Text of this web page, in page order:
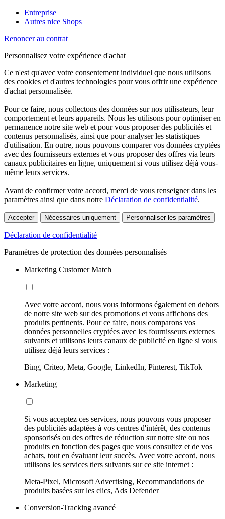
Entreprise
Autres nice Shops
Renoncer au contrat
Personnalisez votre expérience d'achat
Ce n'est qu'avec votre consentement individuel que nous utilisons
des cookies et d'autres technologies pour vous offrir une expérience
d'achat personnalisée.
Pour ce faire, nous collectons des données sur nos utilisateurs, leur
comportement et leurs appareils. Nous les utilisons pour optimiser en
permanence notre site web et pour vous proposer des publicités et
contenus personnalisés, ainsi que pour analyser les statistiques
d'utilisation. En outre, nous pouvons comparer vos données cryptées
avec des fournisseurs externes et vous proposer des offres via leurs
canaux publicitaires en ligne, uniquement si vous utilisez déjà vous-
même leurs services.
Avant de confirmer votre accord, merci de vous renseigner dans les
paramètres ainsi que dans notre Déclaration de confidentialité.
Accepter Nécessaires uniquement Personnaliser les paramètres
Déclaration de confidentialité
Paramètres de protection des données personnalisés
Marketing Customer Match
Avec votre accord, nous vous informons également en dehors
de notre site web sur des promotions et vous affichons des
produits pertinents. Pour ce faire, nous comparons vos
données personnelles cryptées avec les fournisseurs externes
suivants et utilisons leurs canaux de publicité en ligne si vous
utilisez déjà leurs services :
Bing, Criteo, Meta, Google, LinkedIn, Pinterest, TikTok
Marketing
Si vous acceptez ces services, nous pouvons vous proposer
des publicités adaptées à vos centres d'intérêt, des contenus
sponsorisés ou des offres de réduction sur notre site ou nos
produits en fonction des pages que vous consultez et de vos
achats, tout en évaluant leur succès. Avec votre accord, nous
utilisons les services tiers suivants sur ce site internet :
Meta-Pixel, Microsoft Advertising, Recommandations de
produits basées sur les clics, Ads Defender
Conversion-Tracking avancé